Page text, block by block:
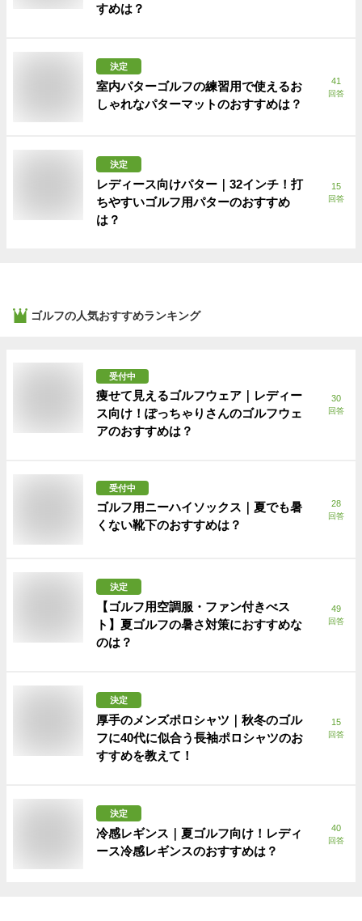
すめは？
決定
室内パターゴルフの練習用で使えるお
しゃれなパターマットのおすすめは？
41
回答
決定
レディース向けパター｜32インチ！打
ちやすいゴルフ用パターのおすすめ
は？
15
回答
ゴルフの人気おすすめランキング
受付中
痩せて見えるゴルフウェア｜レディー
ス向け！ぽっちゃりさんのゴルフウェ
アのおすすめは？
30
回答
受付中
ゴルフ用ニーハイソックス｜夏でも暑
くない靴下のおすすめは？
28
回答
決定
【ゴルフ用空調服・ファン付きべス
ト】夏ゴルフの暑さ対策におすすめな
のは？
49
回答
決定
厚手のメンズポロシャツ｜秋冬のゴル
フに40代に似合う長袖ポロシャツのお
すすめを教えて！
15
回答
決定
冷感レギンス｜夏ゴルフ向け！レディ
ース冷感レギンスのおすすめは？
40
回答